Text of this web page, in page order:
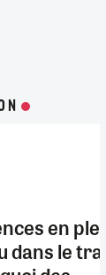
en
dans le